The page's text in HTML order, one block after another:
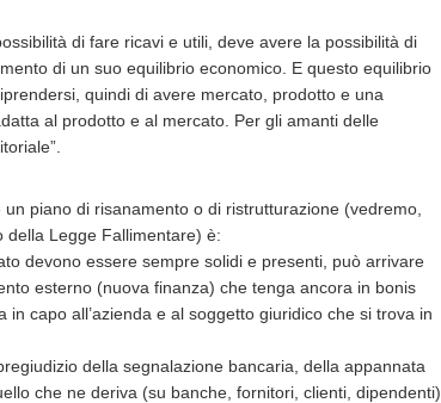
di fare ricavi e utili, deve avere la possibilità di
di un suo equilibrio economico. E questo equilibrio
quindi di avere mercato, prodotto e una
al prodotto e al mercato. Per gli amanti delle
piano di risanamento o di ristrutturazione (vedremo,
della Legge Fallimentare) è:
devono essere sempre solidi e presenti, può arrivare
esterno (nuova finanza) che tenga ancora in bonis
capo all’azienda e al soggetto giuridico che si trova in
della segnalazione bancaria, della appannata
che ne deriva (su banche, fornitori, clienti, dipendenti)